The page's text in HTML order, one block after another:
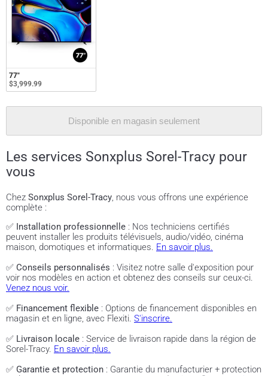
77"
$3,999.99
Disponible en magasin seulement
Les services Sonxplus Sorel-Tracy pour
vous
Chez Sonxplus Sorel-Tracy, nous vous offrons une expérience
complète :
✅ Installation professionnelle : Nos techniciens certifiés
peuvent installer les produits télévisuels, audio/vidéo, cinéma
maison, domotiques et informatiques. En savoir plus.
✅ Conseils personnalisés : Visitez notre salle d'exposition pour
voir nos modèles en action et obtenez des conseils sur ceux-ci.
Venez nous voir.
✅ Financement flexible : Options de financement disponibles en
magasin et en ligne, avec Flexiti. S'inscrire.
✅ Livraison locale : Service de livraison rapide dans la région de
Sorel-Tracy. En savoir plus.
✅ Garantie et protection : Garantie du manufacturier + protection